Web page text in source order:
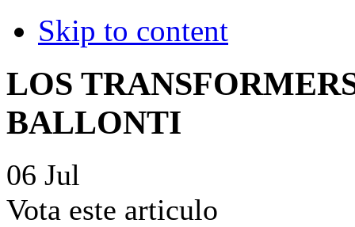
Skip to content
LOS
BALLONTI
06 Jul
Vota este articulo